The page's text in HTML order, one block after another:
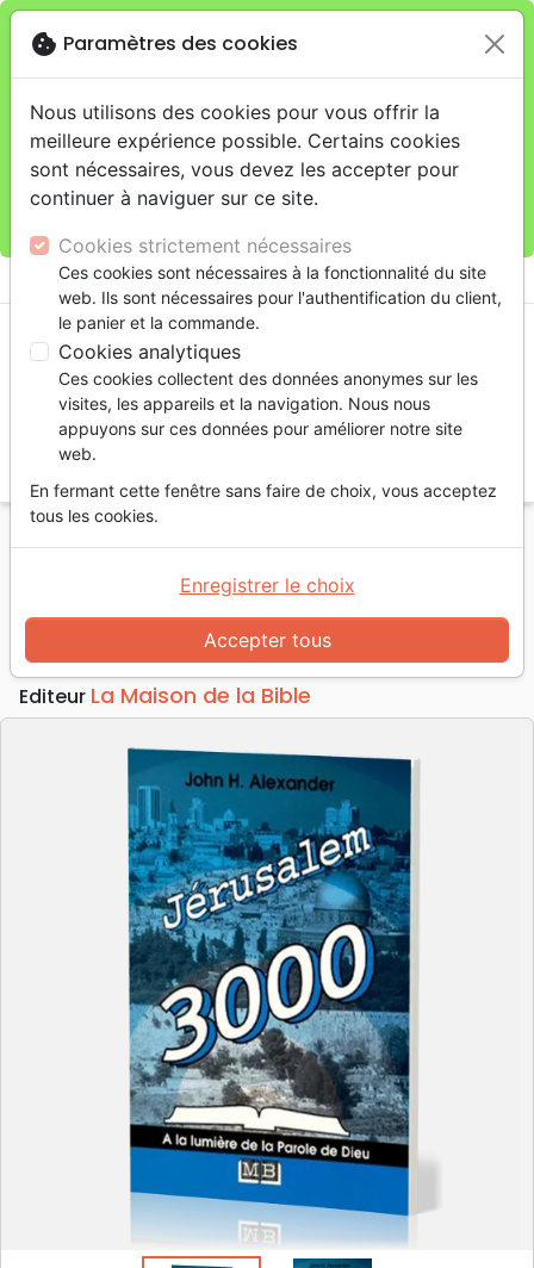
Je veux retirer ma commande au 11 rue de Rive,
Genèveclose
warningCette boutique en ligne est limitée au retrait en
magasin.
Pour les livraisons à domicile, veuillez passer vos
commandes sur la boutique La Maison de la Bible
shopping_cart
Accueil Livres Doctrine Israël Jérusalem 3000
Jérusalem 3000
Auteur : John H. Alexander
RéférenceMB3286 EAN9782826032861
Editeur La Maison de la Bible
cookie Paramètres des cookies
Nous utilisons des cookies pour vous offrir la
meilleure expérience possible. Certains cookies
sont nécessaires, vous devez les accepter pour
continuer à naviguer sur ce site.
Cookies strictement nécessaires
Ces cookies sont nécessaires à la fonctionnalité du site
web. Ils sont nécessaires pour l'authentification du client,
le panier et la commande.
Cookies analytiques
Ces cookies collectent des données anonymes sur les
visites, les appareils et la navigation. Nous nous
appuyons sur ces données pour améliorer notre site
web.
En fermant cette fenêtre sans faire de choix, vous acceptez
tous les cookies.
Accepter tous
Enregistrer le choix